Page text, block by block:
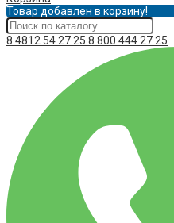
Товар добавлен в корзину!
8 4812 54 27 25 8 800 444 27 25